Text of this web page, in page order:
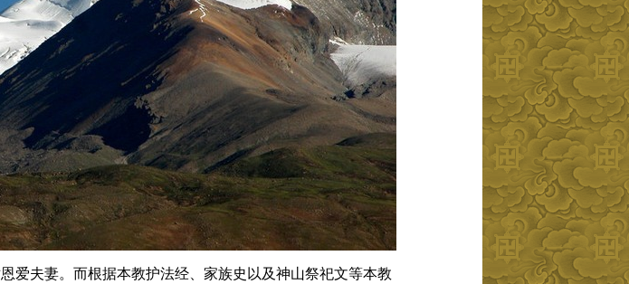
夫妻。而根据本教护法经、家族史以及神山祭祀文等本教